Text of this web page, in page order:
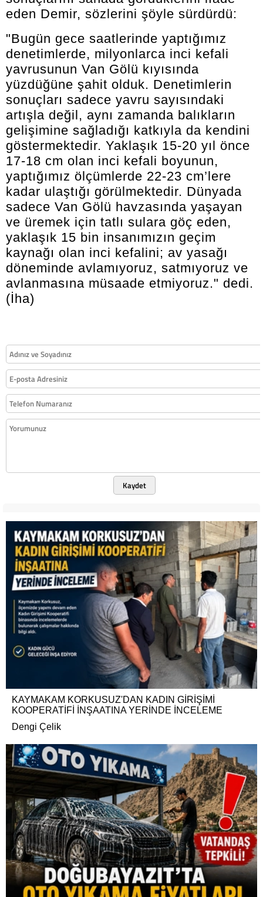
eden Demir, sözlerini şöyle sürdürdü:
"Bugün gece saatlerinde yaptığımız
denetimlerde, milyonlarca inci kefali
yavrusunun Van Gölü kıyısında
yüzdüğüne şahit olduk. Denetimlerin
sonuçları sadece yavru sayısındaki
artışla değil, aynı zamanda balıkların
gelişimine sağladığı katkıyla da kendini
göstermektedir. Yaklaşık 15-20 yıl önce
17-18 cm olan inci kefali boyunun,
yaptığımız ölçümlerde 22-23 cm’lere
kadar ulaştığı görülmektedir. Dünyada
sadece Van Gölü havzasında yaşayan
ve üremek için tatlı sulara göç eden,
yaklaşık 15 bin insanımızın geçim
kaynağı olan inci kefalini; av yasağı
döneminde avlamıyoruz, satmıyoruz ve
avlanmasına müsaade etmiyoruz." dedi.
(İha)
Kaydet
KAYMAKAM KORKUSUZ'DAN KADIN GİRİŞİMİ
KOOPERATİFİ İNŞAATINA YERİNDE İNCELEME
Dengi Çelik